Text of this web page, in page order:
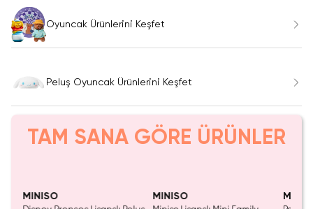
Oyuncak Ürünlerini Keşfet
Peluş Oyuncak Ürünlerini Keşfet
TAM SANA GÖRE ÜRÜNLER
MINISO MINISO